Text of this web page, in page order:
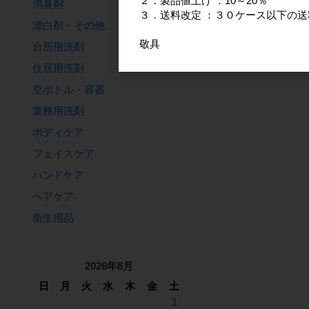
消臭剤
漂白剤・その他
台所用洗剤
住居用洗剤
空ボトル・容器
業務用洗剤
ボディケア
フェイスケア
ハンドケア
ヘアケア
衛生用品
2026年8月
日
月 火 水 木 金
土
1
３．送料改定 ：３０ケース以下の
敬具